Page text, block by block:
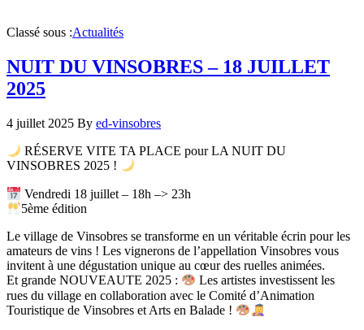
Classé sous :Actualités
NUIT DU VINSOBRES – 18 JUILLET
2025
4 juillet 2025 By ed-vinsobres
RÉSERVE VITE TA PLACE pour LA NUIT DU
VINSOBRES 2025 !
Vendredi 18 juillet – 18h –> 23h
5ème édition
Le village de Vinsobres se transforme en un véritable écrin pour les
amateurs de vins ! Les vignerons de l’appellation Vinsobres vous
invitent à une dégustation unique au cœur des ruelles animées.
Et grande NOUVEAUTE 2025 :
Les artistes investissent les
rues du village en collaboration avec le Comité d’Animation
Touristique de Vinsobres et Arts en Balade !